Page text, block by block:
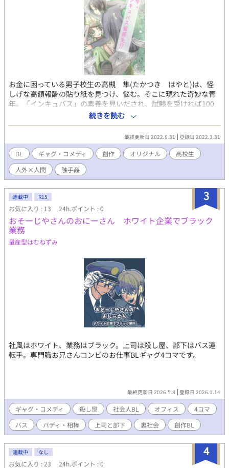
お金に困っている男子校生の高槻 隼(たかつき はやと)は、怪
しげな高額報酬の貼り紙を見つけ、悩む。そこに現れた奇妙な青
年。「インキュバス」の素養を見いだされ、試験を受ければ100
万円をあげると誘われるが一。 ちょっぴりエッチなギャグメイン
のラブコメディ☆
続きを読む
最終更新日 2022.8.31 登録日 2022.3.31
BL ギャグ・コメディ 創作 オリジナル
高校生
人外×人間
触手姦
3
連載中 R15
お気に入り : 13 24h.ポイント : 0
おそーじやさんのおにーさん ホワイト企業でブラック
業務
量産型はむねずみ
社風はホワイト、業務はブラック。上司は殺し屋、部下はバス運
転手。専門職お兄さんコンビのお仕事BLギャグ4コマです。
最終更新日 2026.5.8 登録日 2026.1.14
ギャグ・コメディ 殺し屋 社会人BL オフィス
4コマ
バス
バディ・相棒 上司と部下 裏社会 創作BL
4
連載中 なし
お気に入り : 23 24h.ポイント : 0